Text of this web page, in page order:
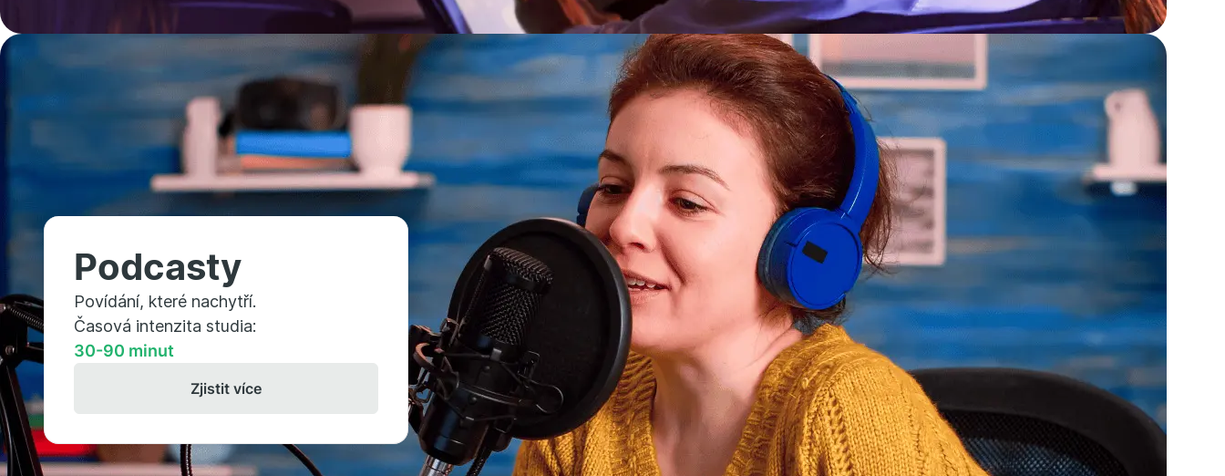
Podcasty
Povídání, které nachytří.
Časová intenzita studia:
30-90 minut
Zjistit více